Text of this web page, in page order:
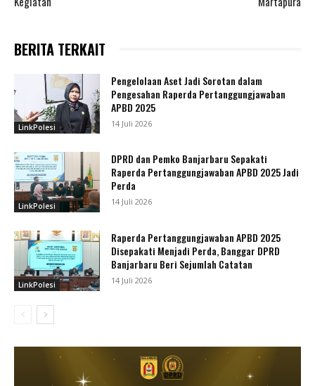
BERITA TERKAIT
LinkPolesi
Pengelolaan Aset Jadi Sorotan dalam
Pengesahan Raperda Pertanggungjawaban
APBD 2025
14 Juli 2026
LinkPolesi
DPRD dan Pemko Banjarbaru Sepakati
Raperda Pertanggungjawaban APBD 2025 Jadi
Perda
14 Juli 2026
LinkPolesi
Raperda Pertanggungjawaban APBD 2025
Disepakati Menjadi Perda, Banggar DPRD
Banjarbaru Beri Sejumlah Catatan
14 Juli 2026